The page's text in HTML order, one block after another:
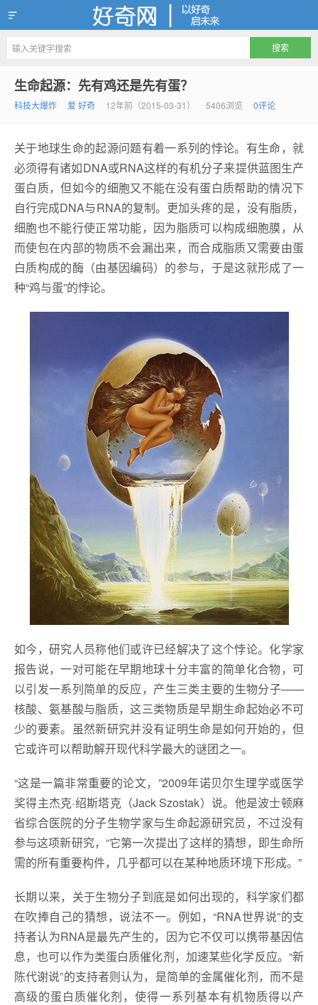
好奇网
生命起源：先有鸡还是先有蛋？
科技大爆炸 爱 好奇 12年前（2015-03-31） 5406浏览 0评论
关于地球生命的起源问题有着一系列的悖论。有生命，就
必须得有诸如DNA或RNA这样的有机分子来提供蓝图生产
蛋白质，但如今的细胞又不能在没有蛋白质帮助的情况下
自行完成DNA与RNA的复制。更加头疼的是，没有脂质，
细胞也不能行使正常功能，因为脂质可以构成细胞膜，从
而使包在内部的物质不会漏出来，而合成脂质又需要由蛋
白质构成的酶（由基因编码）的参与，于是这就形成了一
种“鸡与蛋”的悖论。
如今，研究人员称他们或许已经解决了这个悖论。化学家
报告说，一对可能在早期地球十分丰富的简单化合物，可
以引发一系列简单的反应，产生三类主要的生物分子——
核酸、氨基酸与脂质，这三类物质是早期生命起始必不可
少的要素。虽然新研究并没有证明生命是如何开始的，但
它或许可以帮助解开现代科学最大的谜团之一。
“这是一篇非常重要的论文，”2009年诺贝尔生理学或医学
奖得主杰克·绍斯塔克（Jack Szostak）说。他是波士顿麻
省综合医院的分子生物学家与生命起源研究员，不过没有
参与这项新研究，“它第一次提出了这样的猜想，即生命所
需的所有重要构件，几乎都可以在某种地质环境下形成。”
长期以来，关于生物分子到底是如何出现的，科学家们都
在吹捧自己的猜想，说法不一。例如，“RNA世界说”的支
持者认为RNA是最先产生的，因为它不仅可以携带基因信
息，也可以作为类蛋白质催化剂，加速某些化学反应。“新
陈代谢说”的支持者则认为，是简单的金属催化剂，而不是
高级的蛋白质催化剂，使得一系列基本有机物质得以产